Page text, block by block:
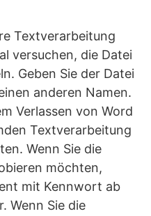
Textverarbeitung
versuchen, die Datei
Geben Sie der Datei
anderen Namen.
Verlassen von Word
Textverarbeitung
Wenn Sie die
möchten,
mit Kennwort ab
Wenn Sie die